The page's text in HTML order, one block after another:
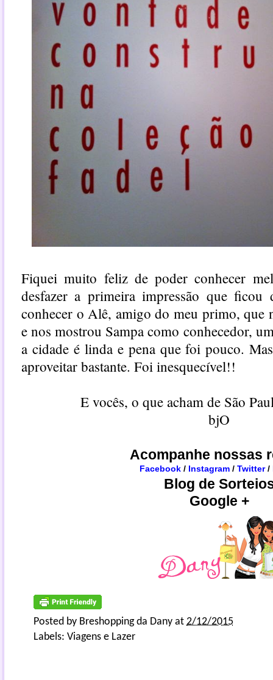
Fiquei muito feliz de poder conhecer
desfazer a primeira impressão que ficou
conhecer o Alê, amigo do meu primo, que
e nos mostrou Sampa como conhecedor,
a cidade é linda e pena que foi pouco.
aproveitar bastante. Foi inesquecível!!
E vocês, o que acham de São
bjO
Acompanhe nossas
Facebook / Instagram /Twitter /
Blog de
Google +
Posted by Breshopping da Dany at 2/12/2015
Labels: Viagens e Lazer